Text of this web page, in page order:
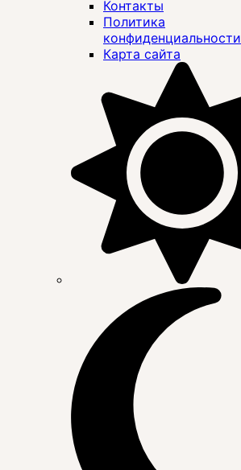
Контакты
Политика
конфиденциальности
Карта сайта